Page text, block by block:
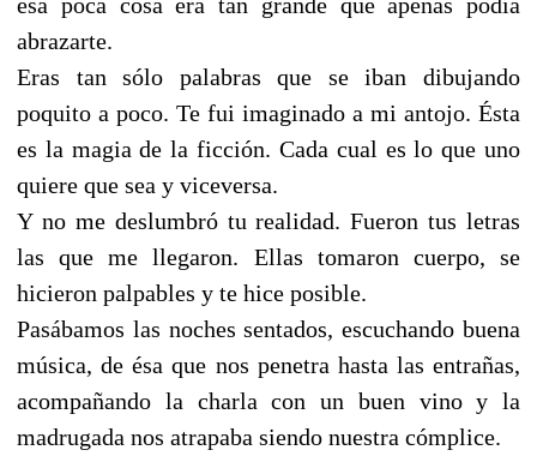
abrazarte.
Eras tan sólo palabras que se iban dibujando
poquito a poco. Te fui imaginado a mi antojo. Ésta
es la magia de la ficción. Cada cual es lo que uno
quiere que sea y viceversa.
Y no me deslumbró tu realidad. Fueron tus letras
las que me llegaron. Ellas tomaron cuerpo, se
hicieron palpables y te hice posible.
Pasábamos las noches sentados, escuchando buena
música, de ésa que nos penetra hasta las entrañas,
acompañando la charla con un buen vino y la
madrugada nos atrapaba siendo nuestra cómplice.